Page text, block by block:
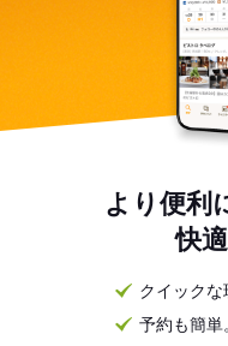
より便利
快
クイック
予約も簡単